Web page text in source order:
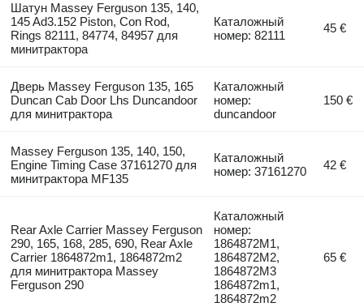
Шатун Massey Ferguson 135, 140,
145 Ad3.152 Piston, Con Rod,
Rings 82111, 84774, 84957 для
минитрактора
Каталожный
номер: 82111
45 €
Дверь Massey Ferguson 135, 165
Duncan Cab Door Lhs Duncandoor
для минитрактора
Каталожный
номер:
duncandoor
150 €
Massey Ferguson 135, 140, 150,
Engine Timing Case 37161270 для
минитрактора MF135
Каталожный
номер: 37161270
42 €
Rear Axle Carrier Massey Ferguson
290, 165, 168, 285, 690, Rear Axle
Carrier 1864872m1, 1864872m2
для минитрактора Massey
Ferguson 290
Каталожный
номер:
1864872M1,
1864872M2,
1864872M3
1864872m1,
1864872m2
65 €